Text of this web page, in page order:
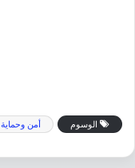
الوسوم أمن وحماية